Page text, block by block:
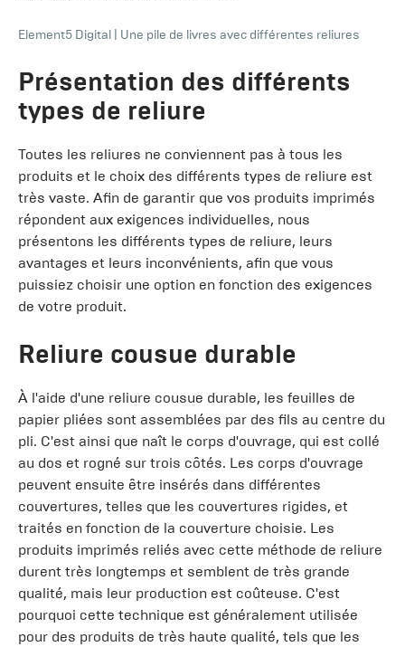
Element5 Digital Une pile de livres avec différentes reliures
Présentation des différents
types de reliure
Toutes les reliures ne conviennent pas à tous les
produits et le choix des différents types de reliure est
très vaste. Afin de garantir que vos produits imprimés
répondent aux exigences individuelles, nous
présentons les différents types de reliure, leurs
avantages et leurs inconvénients, afin que vous
puissiez choisir une option en fonction des exigences
de votre produit.
Reliure cousue durable
À l'aide d'une reliure cousue durable, les feuilles de
papier pliées sont assemblées par des fils au centre du
pli. C'est ainsi que naît le corps d'ouvrage, qui est collé
au dos et rogné sur trois côtés. Les corps d'ouvrage
peuvent ensuite être insérés dans différentes
couvertures, telles que les couvertures rigides, et
traités en fonction de la couverture choisie. Les
produits imprimés reliés avec cette méthode de reliure
durent très longtemps et semblent de très grande
qualité, mais leur production est coûteuse. C'est
pourquoi cette technique est généralement utilisée
pour des produits de très haute qualité, tels que les